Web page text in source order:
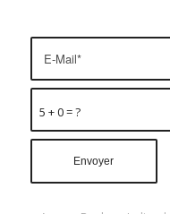
5 + 0 = ?